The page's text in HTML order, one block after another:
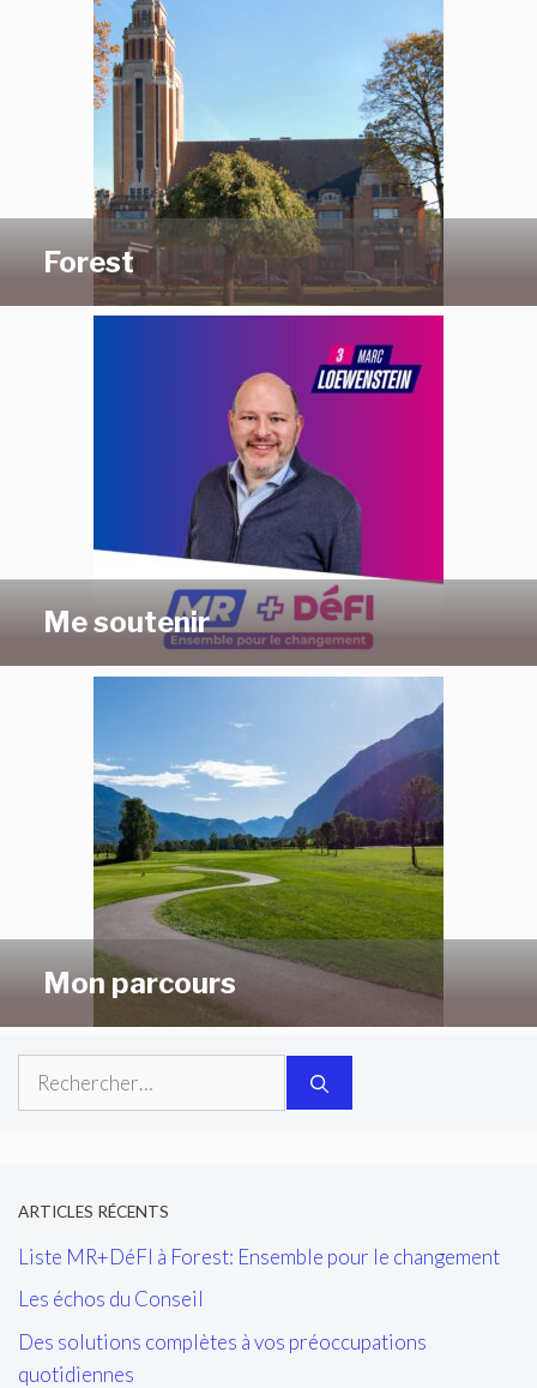
Forest
Me soutenir
Mon parcours
Rechercher :
ARTICLES RÉCENTS
Liste MR+DéFI à Forest: Ensemble pour le changement
Les échos du Conseil
Des solutions complètes à vos préoccupations
quotidiennes